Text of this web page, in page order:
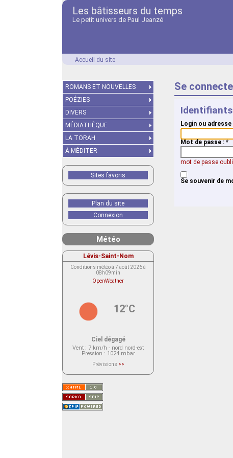
Les bâtisseurs du temps
Le petit univers de Paul Jeanzé
Accueil du site
Se
Login ou adresse
Mot de passe :*
mot de passe
Se souvenir de
ROMANS ET NOUVELLES
POÉZIES
DIVERS
MÉDIATHÈQUE
LA TORAH
À MÉDITER
Sites favoris
Plan du site
Connexion
Météo
Lévis-Saint-Nom
Conditions météo à 7 août 2026 à
08h09min
OpenWeather
12°C
Ciel dégagé
Vent : 7 km/h - nord nord-est
Pression : 1024 mbar
Prévisions >>
actuellement aucune prévision
Saint-Nom.
Veuillez consulter le message du
service ci-dessous.
(401 - Invalid API key. Please see
https://openweathermap.org/faq#error401